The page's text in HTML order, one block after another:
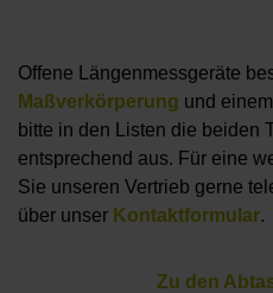
Offene Längenmessgeräte
Maßverkörperung und einem
bitte in den Listen die beiden
entsprechend aus. Für eine
Sie unseren Vertrieb gerne
über unser Kontaktformular.
Zu den